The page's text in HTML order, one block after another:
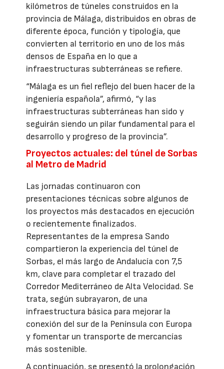
kilómetros de túneles construidos en la
provincia de Málaga, distribuidos en obras de
diferente época, función y tipología, que
convierten al territorio en uno de los más
densos de España en lo que a
infraestructuras subterráneas se refiere.
“Málaga es un fiel reflejo del buen hacer de la
ingeniería española”, afirmó, “y las
infraestructuras subterráneas han sido y
seguirán siendo un pilar fundamental para el
desarrollo y progreso de la provincia”.
Proyectos actuales: del túnel de Sorbas
al Metro de Madrid
Las jornadas continuaron con
presentaciones técnicas sobre algunos de
los proyectos más destacados en ejecución
o recientemente finalizados.
Representantes de la empresa Sando
compartieron la experiencia del túnel de
Sorbas, el más largo de Andalucía con 7,5
km, clave para completar el trazado del
Corredor Mediterráneo de Alta Velocidad. Se
trata, según subrayaron, de una
infraestructura básica para mejorar la
conexión del sur de la Península con Europa
y fomentar un transporte de mercancías
más sostenible.